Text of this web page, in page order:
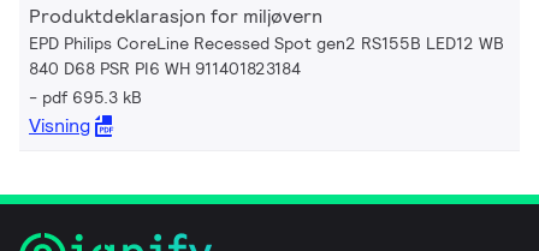
Produktdeklarasjon for miljøvern
EPD Philips CoreLine Recessed Spot gen2 RS155B LED12 WB
840 D68 PSR PI6 WH 911401823184
pdf 695.3 kB
Visning